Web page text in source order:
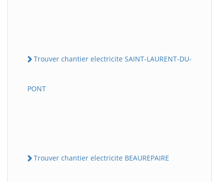
Trouver chantier electricite SAINT-LAURENT-DU-
PONT
Trouver chantier electricite BEAUREPAIRE